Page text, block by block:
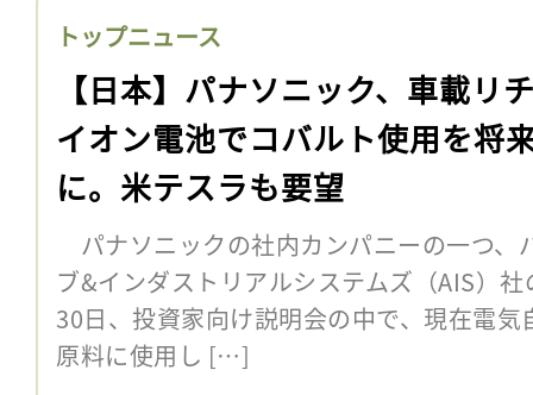
トップニュース
【日本】パナソニック、車載リ
イオン電池でコバルト使用を将
に。米テスラも要望
パナソニックの社内カンパニーの一つ、
ブ&インダストリアルシステムズ（AIS）
30日、投資家向け説明会の中で、現在電気
原料に使用し […]